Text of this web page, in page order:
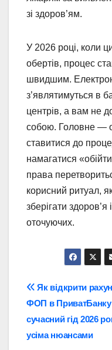
зі здоров’ям.
У 2026 році, коли
обертів, процес
швидшим.
з’являтимуться в
центрів, а вам не
собою. Головне —
ставитися до
намагатися
права
корисний ритуал,
зберігати
оточуючих.
записів
Як відкрити
ФОП в
сучасний гід 2026
усіма нюансами